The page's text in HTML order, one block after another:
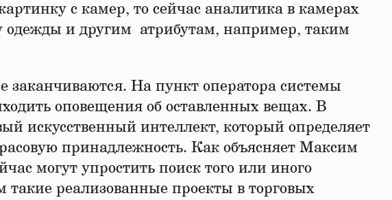
с камер, то сейчас аналитика в камерах
одежды и другим атрибутам, например, таким
заканчиваются. На пункт оператора системы
оповещения об оставленных вещах. В
искусственный интеллект, который определяет
принадлежность. Как объясняет Максим
могут упростить поиск того или иного
реализованные проекты в торговых